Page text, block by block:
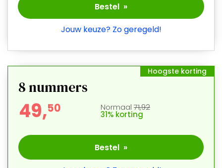
Bestel »
Jouw keuze? Zo geregeld!
Hoogste korting
8nummers
49,50 Normaal 71,92
31% korting
Bestel »